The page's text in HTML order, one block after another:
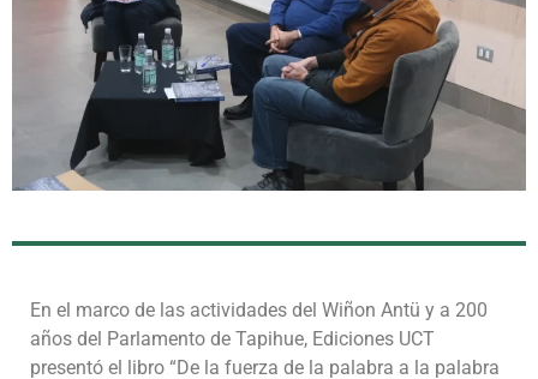
En el marco de las actividades del Wiñon Antü y a 200
años del Parlamento de Tapihue, Ediciones UCT
presentó el libro “De la fuerza de la palabra a la palabra